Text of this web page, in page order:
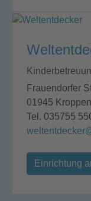
Frauendorfer
01945 Kroppen
Tel. 035755
Einrichtung